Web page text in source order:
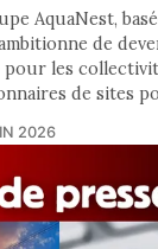
AquaNest,
de
pour les
de sites
2026